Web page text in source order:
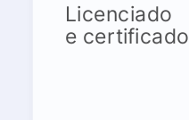
Licenciado
e certificado